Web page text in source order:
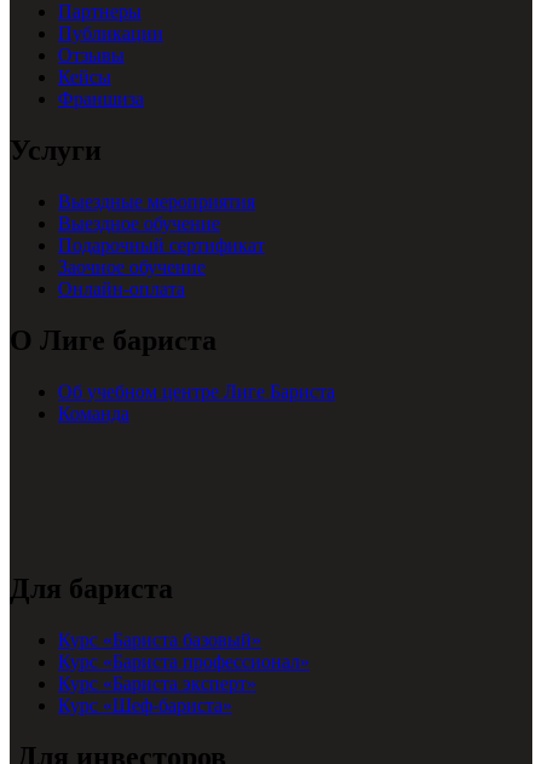
Партнеры
Публикации
Отзывы
Кейсы
Франшиза
Услуги
Выездные мероприятия
Выездное обучение
Подарочный сертификат
Заочное обучение
Онлайн-оплата
О Лиге бариста
Об учебном центре Лиге Бариста
Команда
Для бариста
Курс «Бариста базовый»
Курс «Бариста профессионал»
Курс «Бариста эксперт»
Курс «Шеф-бариста»
Для инвесторов